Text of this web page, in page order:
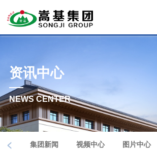
资讯中心
NEWS CENTER
集团新闻 视频中心 图片中心
<